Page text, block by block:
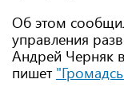
Об этом
управления
Андрей Черняк
пишет